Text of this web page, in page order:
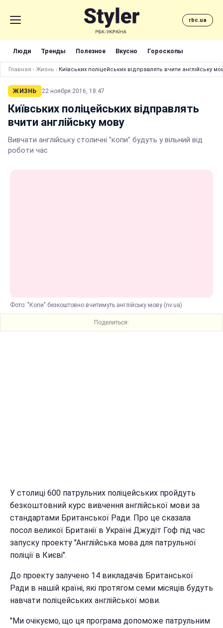
rbc.ua
Люди Тренды Полезное Вкусно Гороскопы
Главная › Жизнь › Київських поліцейських відправлять вчити англійську
ЖИЗНЬ 22 ноября 2016, 18:47
Київських поліцейських відправлять
вчити англійську мову
Вивчати англійську столичні "копи" будуть у вільний від
роботи час
Фото: "Копи" безкоштовно вчитимуть англійську мову (nv.ua)
Поделиться:
У столиці 600 патрульних поліцейських пройдуть
безкоштовний курс вивчення англійської мови за
стандартами Британської Ради. Про це сказала
посол великої Британії в Україні Джудіт Гоф під час
запуску проекту "Англійська мова для патрульної
поліції в Києві".
До проекту залучено 14 викладачів Британської
Ради в нашій країні, які протягом семи місяців будуть
навчати поліцейських англійської мови.
"Ми очікуємо, що ця програма допоможе патрульним